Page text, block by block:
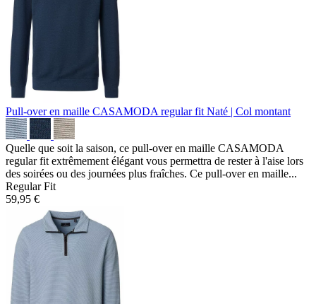
Pull-over en maille CASAMODA regular fit Naté | Col montant
Quelle que soit la saison, ce pull-over en maille CASAMODA
regular fit extrêmement élégant vous permettra de rester à l'aise lors
des soirées ou des journées plus fraîches. Ce pull-over en maille...
Regular Fit
59,95 €